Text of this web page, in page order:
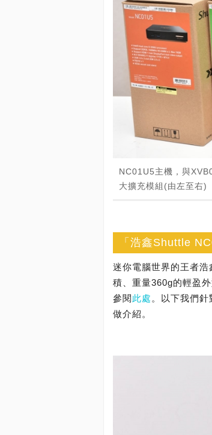
NC01U5主機，與
大擴充模組(由左至右)
「浩鑫Shuttle
迷你電腦世界的王者
積、重量360g的輕盈
參閱此處 。以下我們
做介紹。